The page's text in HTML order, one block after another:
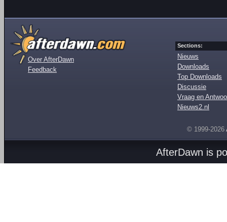
Over AfterDawn
Feedback
Sections:
Nieuws
Downloads
Top Downloads
Discussie
Vraag en
Nieuws2.nl
© 1999-2026
AfterDawn is